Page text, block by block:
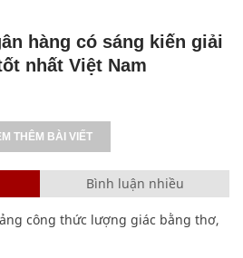
hàng có sáng kiến giải
nhất Việt Nam
THÊM BÀI VIẾT
Bình luận nhiều
công thức lượng giác bằng thơ,